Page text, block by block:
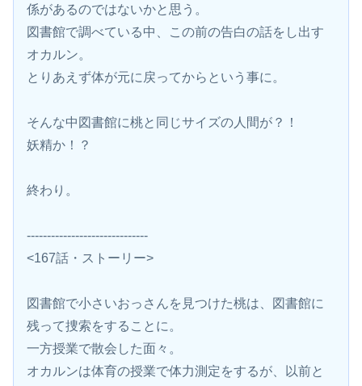
係があるのではないかと思う。
図書館で調べている中、この前の告白の話をし出す
オカルン。
とりあえず体が元に戻ってからという事に。
そんな中図書館に桃と同じサイズの人間が？！
妖精か！？
終わり。
------------------------------
<167話・ストーリー>
図書館で小さいおっさんを見つけた桃は、図書館に
残って捜索をすることに。
一方授業で散会した面々。
オカルンは体育の授業で体力測定をするが、以前と